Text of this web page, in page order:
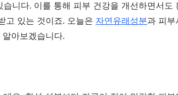
니다. 이를 통해 피부 건강을 개선하면서도
고 있는 것이죠. 오늘은 자연유래성분과 피부
아보겠습니다.